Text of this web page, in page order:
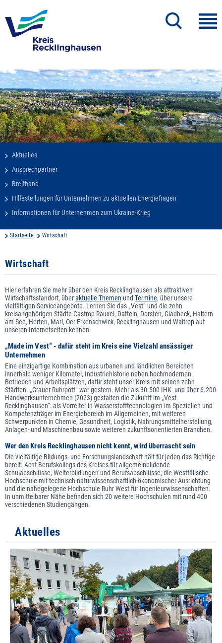
Aktuelles
Ansprechpartner
Breitband
Hilfestellungen für Unternehmen zu aktuellen Energiefragen
Informationen für Unternehmen zum Ukraine-Krieg
Startseite Wirtschaft
Wirtschaft
Hier erfahren Sie mehr über den Kreis Recklinghausen als attraktiven
Wirtschaftsstandort, überaktuelle Themen und Termine, über unsere
vielfältigen Serviceangebote. Lernen Sie das „Vest“ und die zehn
kreisangehörigen Städte Castrop-Rauxel, Datteln, Dorsten, Gladbeck, Haltern
am See, Herten, Marl, Oer-Erkenschwick, Recklinghausen und Waltrop auf
unseren Internetseiten kennen.
„Made im Vest“ - dafür steht im Kreis eine Vielzahl ansässiger
Unternehmen
Eine einzigartige Kombination aus urbanen und ländlichen Bereichen
innerhalb weniger Kilometer, Industriehistorie neben hochmodernen
Betrieben und Arbeitsplätzen, dafür steht unser Kreis mit seinen zehn
Städten. „Grauer Ruhrpott“ war gestern. Mehr als 30.500 IHK- und über 6.200
Handwerksunternehmen (2023) gestalten die Zukunft im „Vest
Recklinghausen“: als Vorreiter in Wasserstofftechnologien im Speziellen und
Kompetenzträger im Energiebereich im Allgemeinen, mit weiteren
Schwerpunkten in Chemie, Gesundheit, Logistik, Nahrungsmittelherstellung,
Anlagen- und Maschinenbau sowie weiteren zukunftsorientierten Branchen.
Wer den Kreis Recklinghausen nicht kennt, wird überrascht sein
Die vielfältige Bildungs- und Forschungslandschaft hält für jeden das Richtige
bereit. Acht Berufskollegs des Kreises für allgemeinbildende
Schulabschlüsse, Weiterbildungen und Berufsabschlüsse; die Westfälische
Hochschule mit technisch-naturwissenschaftlich-ökonomischer Ausrichtung
und die nahegelegene Hochschule Ruhr West für Ingenieurwissenschaften.
In unmittelbarer Nähe befinden sich 20 weitere Hochschulen mit rund 400
verschiedenen Studiengängen.
Aktuelles